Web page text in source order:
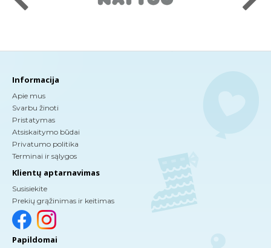
Informacija
Apie mus
Svarbu žinoti
Pristatymas
Atsiskaitymo būdai
Privatumo politika
Terminai ir sąlygos
Klientų aptarnavimas
Susisiekite
Prekių grąžinimas ir keitimas
Papildomai